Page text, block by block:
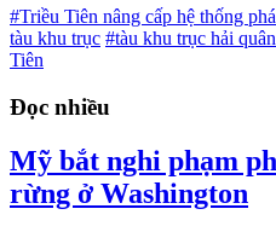
#Triều Tiên nâng cấp hệ thống
tàu khu trục #tàu khu trục hải
Tiên
Đọc nhiều
Mỹ bắt nghi phạm
rừng ở Washington